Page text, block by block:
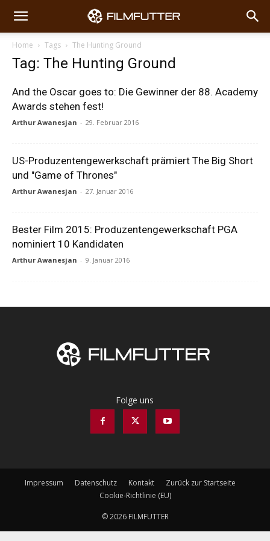
Home Tags The Hunting Ground
Tag: The Hunting Ground
And the Oscar goes to: Die Gewinner der 88. Academy
Awards stehen fest!
Arthur Awanesjan - 29. Februar 2016
US-Produzentengewerkschaft prämiert The Big Short
und "Game of Thrones"
Arthur Awanesjan - 27. Januar 2016
Bester Film 2015: Produzentengewerkschaft PGA
nominiert 10 Kandidaten
Arthur Awanesjan - 9. Januar 2016
Folge uns
Impressum Datenschutz Kontakt
Zurück zur Startseite
Cookie-Richtlinie (EU)
© 2026 FILMFUTTER